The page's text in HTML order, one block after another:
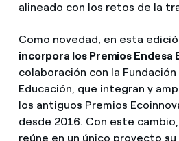
alineado con los retos de la
Como novedad, en esta
incorpora los Premios Endesa
colaboración con la
Educación, que integran y
los antiguos Premios
desde 2016. Con este
reúne en un único proyecto